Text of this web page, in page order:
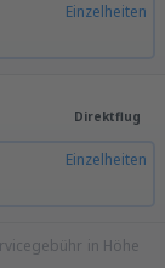
Einzelheiten
Direktflug
Einzelheiten
in Höhe